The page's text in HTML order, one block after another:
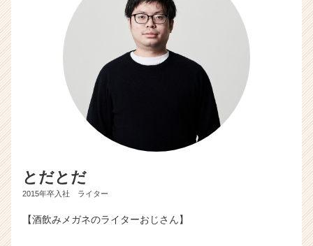
とだとだ
2015年卒入社 ライター
【酒飲みメガネのライターおじさん】